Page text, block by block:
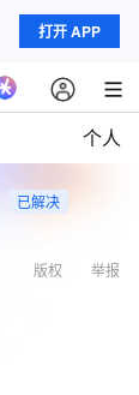
打开 APP
个人
已解决
举报
版权